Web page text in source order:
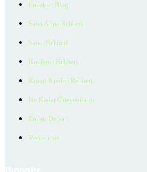
Emlakjet Blog
Satın Alma Rehberi
Satıcı Rehberi
Kiralama Rehberi
Konut Kredisi Rehberi
Ne Kadar Ödeyebilirim
Emlak Değeri
Verilerimiz